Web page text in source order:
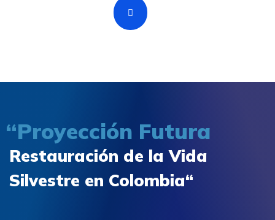
“Proyección Futura
Restauración de la Vida
Silvestre en Colombia“